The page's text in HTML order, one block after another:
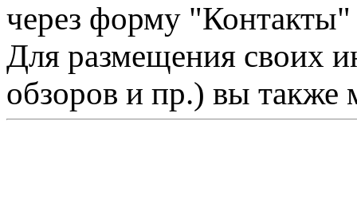
через форму "Контакты"
Для размещения своих
обзоров и пр.) вы также